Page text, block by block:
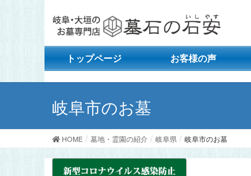
トップページ お客様の声
岐阜市のお墓
HOME 墓地・霊園の紹介 岐阜県 岐阜市のお墓